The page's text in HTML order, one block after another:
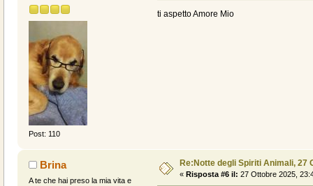
Post: 110
ti aspetto Amore Mio
Brina
A te che hai preso la mia vita e
Re:Notte degli Spiriti Animali, 27
« Risposta #6 il: 27 Ottobre 2025,